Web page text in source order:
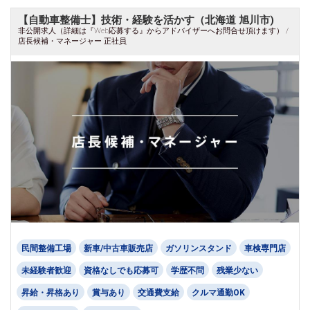
【自動車整備士】技術・経験を活かす（北海道 旭川市)
非公開求人（詳細は『Web応募する』からアドバイザーへお問合せ頂けます） /
店長候補・マネージャー 正社員
民間整備工場 新車/中古車販売店 ガソリンスタンド 車検専門店
未経験者歓迎 資格なしでも応募可 学歴不問 残業少ない
昇給・昇格あり 賞与あり 交通費支給 クルマ通勤OK